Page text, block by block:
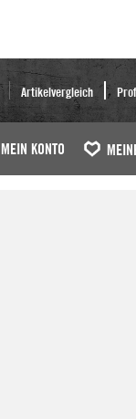
Artikelvergleich
MEIN KONTO